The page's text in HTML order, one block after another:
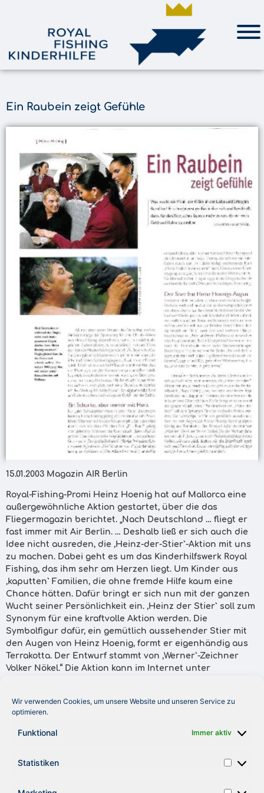
Wir verwenden Cookies, um unsere Website und unseren Service zu
optimieren.
Funktional Immer aktiv
Statistiken
Ein Raubein zeigt Gefühle
15.01.2003 Magazin AIR Berlin
Royal-Fishing-Promi Heinz Hoenig hat auf Mallorca eine
außergewöhnliche Aktion gestartet, über die das
Fliegermagazin berichtet. „Nach Deutschland … fliegt er
fast immer mit Air Berlin. … Deshalb ließ er sich auch die
Idee nicht ausreden, die ,Heinz-der-Stier`-Aktion mit uns
zu machen. Dabei geht es um das Kinderhilfswerk Royal
Fishing, das ihm sehr am Herzen liegt. Um Kinder aus
,kaputten` Familien, die ohne fremde Hilfe kaum eine
Chance hätten. Dafür bringt er sich nun mit der ganzen
Wucht seiner Persönlichkeit ein. ,Heinz der Stier` soll zum
Synonym für eine kraftvolle Aktion werden. Die
Symbolfigur dafür, ein gemütlich aussehender Stier mit
den Augen von Heinz Hoenig, formt er eigenhändig aus
Terrakotta. Der Entwurf stammt von ,Werner`-Zeichner
Volker Nökel.“ Die Aktion kann im Internet unter
ansässige Sprachschule Alpha College versteigert im
Internet drei Plätze in einem sechstägigen Sprachkurs,
an dem auch Heinz Hoenig teilnimmt. Der Erlös geht an
Anfang sein.“